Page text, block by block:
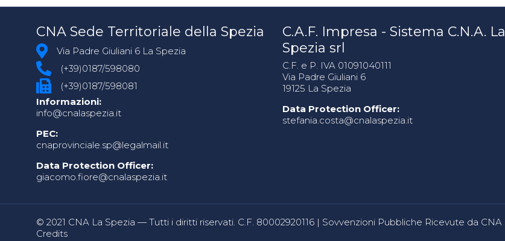
CNA Sede Territoriale della Spezia
Via Padre Giuliani 6 La Spezia
(+39)0187/598080
(+39)0187/598081
Informazioni:
info@cnalaspezia.it
PEC:
cnaprovinciale.sp@legalmail.it
Data Protection Officer:
giacomo.fiore@cnalaspezia.it
C.A.F. Impresa - Sistema C.N.A. La
Spezia srl
C.F. e P. IVA 01091040111
Via Padre Giuliani 6
19125 La Spezia
Data Protection Officer:
stefania.costa@cnalaspezia.it
© 2021 CNA La Spezia — Tutti i diritti riservati. C.F. 80002920116 | Sovvenzioni Pubbliche Ricevute da CNA
Credits